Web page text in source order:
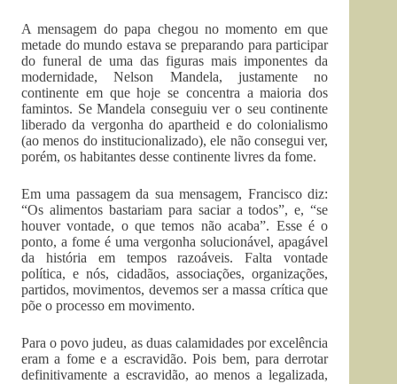
A mensagem do papa chegou no momento em que
metade do mundo estava se preparando para participar
do funeral de uma das figuras mais imponentes da
modernidade, Nelson Mandela, justamente no
continente em que hoje se concentra a maioria dos
famintos. Se Mandela conseguiu ver o seu continente
liberado da vergonha do apartheid e do colonialismo
(ao menos do institucionalizado), ele não consegui ver,
porém, os habitantes desse continente livres da fome.
Em uma passagem da sua mensagem, Francisco diz:
“Os alimentos bastariam para saciar a todos”, e, “se
houver vontade, o que temos não acaba”. Esse é o
ponto, a fome é uma vergonha solucionável, apagável
da história em tempos razoáveis. Falta vontade
política, e nós, cidadãos, associações, organizações,
partidos, movimentos, devemos ser a massa crítica que
põe o processo em movimento.
Para o povo judeu, as duas calamidades por excelência
eram a fome e a escravidão. Pois bem, para derrotar
definitivamente a escravidão, ao menos a legalizada,